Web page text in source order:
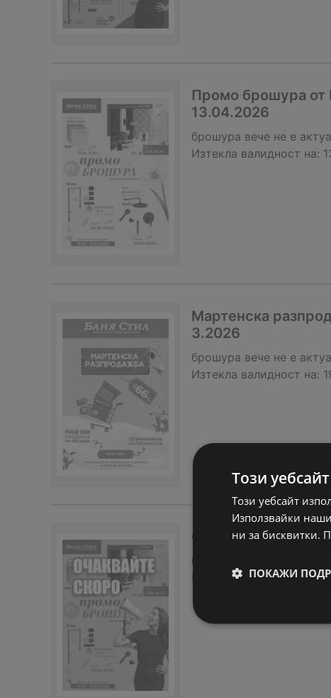
Промо брошура от
13.04.2026
брошура вече не е
Изтекла валидност на:
Мартенска
3.2026
брошура вече не е
Изтекла валидност на:
Очаквайте скоро
брошура
Изтекла валидност на:
Този
Този уебсайт
Използвайки
ни за бисквитки.
ПОКАЖИ